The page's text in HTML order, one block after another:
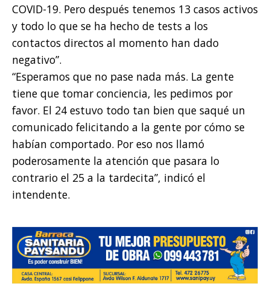
COVID-19. Pero después tenemos 13 casos activos
y todo lo que se ha hecho de tests a los
contactos directos al momento han dado
negativo”.
“Esperamos que no pase nada más. La gente
tiene que tomar conciencia, les pedimos por
favor. El 24 estuvo todo tan bien que saqué un
comunicado felicitando a la gente por cómo se
habían comportado. Por eso nos llamó
poderosamente la atención que pasara lo
contrario el 25 a la tardecita”, indicó el
intendente.